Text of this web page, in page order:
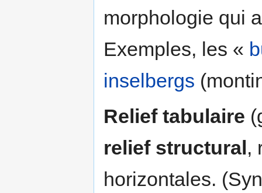
morphologie qui
Exemples, les «
inselbergs
Relief tabulaire
relief structural,
horizontales.